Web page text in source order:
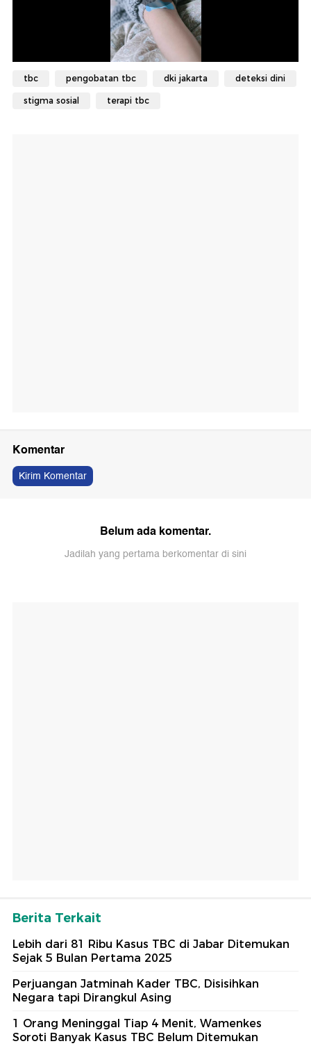
tbc pengobatan tbc dki jakarta deteksi dini
stigma sosial terapi tbc
Komentar
Kirim Komentar
Belum ada komentar.
Jadilah yang pertama berkomentar di sini
Berita Terkait
Lebih dari 81 Ribu Kasus TBC di Jabar Ditemukan
Sejak 5 Bulan Pertama 2025
Perjuangan Jatminah Kader TBC, Disisihkan
Negara tapi Dirangkul Asing
1 Orang Meninggal Tiap 4 Menit, Wamenkes
Soroti Banyak Kasus TBC Belum Ditemukan